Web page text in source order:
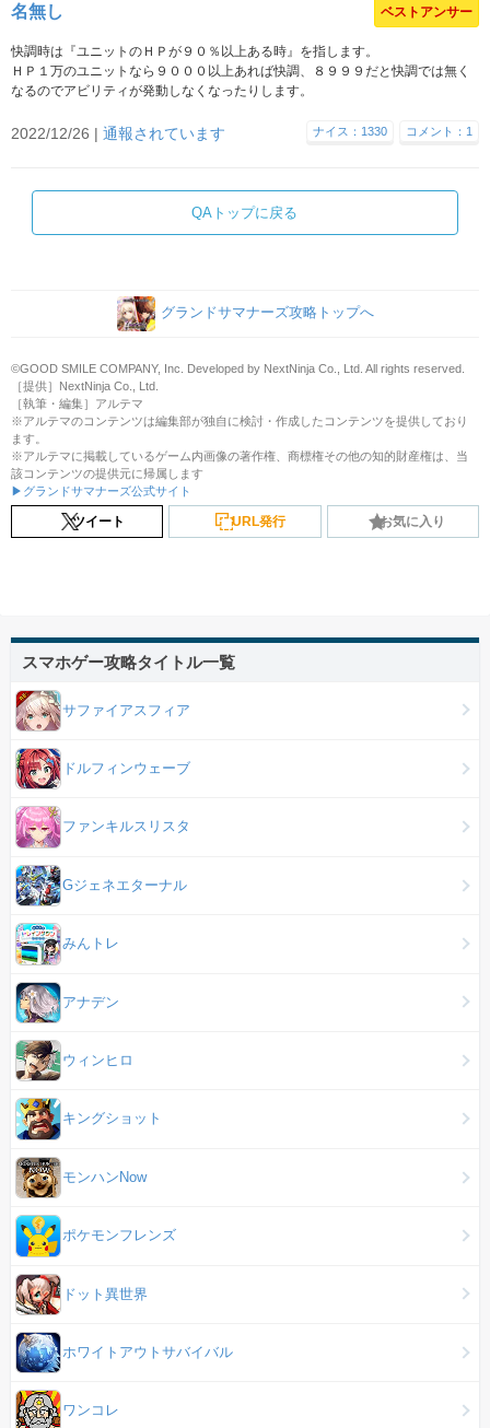
ベストアンサー
名無し
快調時は『ユニットのＨＰが９０％以上ある時』を指します。
ＨＰ１万のユニットなら９０００以上あれば快調、８９９９だと快調では無く
なるのでアビリティが発動しなくなったりします。
2022/12/26 | 通報されています コメント：1
ナイス：1330
QAトップに戻る
グランドサマナーズ攻略トップへ
©GOOD SMILE COMPANY, Inc. Developed by NextNinja Co., Ltd. All rights reserved.
［提供］NextNinja Co., Ltd.
［執筆・編集］アルテマ
※アルテマのコンテンツは編集部が独自に検討・作成したコンテンツを提供しており
ます。
※アルテマに掲載しているゲーム内画像の著作権、商標権その他の知的財産権は、当
該コンテンツの提供元に帰属します
▶グランドサマナーズ公式サイト
ツイート URL発行 お気に入り
スマホゲー攻略タイトル一覧
サファイアスフィア
ドルフィンウェーブ
ファンキルスリスタ
Gジェネエターナル
みんトレ
アナデン
ウィンヒロ
キングショット
モンハンNow
ポケモンフレンズ
ドット異世界
ホワイトアウトサバイバル
ワンコレ